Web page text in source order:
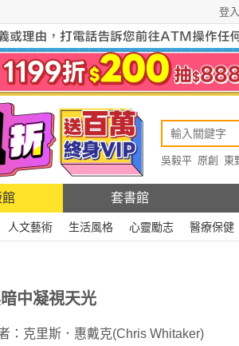
登入
吳毅平 原創 東
套書館
人文藝術 生活風格 心靈勵志 醫療保健
中凝視天光
： 克里斯．惠戴克(Chris Whitaker)